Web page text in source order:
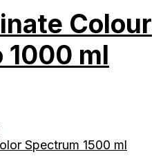
Colour
1000 ml